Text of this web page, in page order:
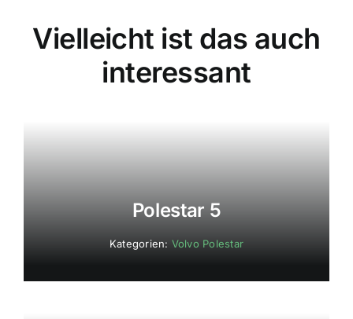
Vielleicht ist das auch
interessant
Polestar 5
Kategorien: Volvo Polestar